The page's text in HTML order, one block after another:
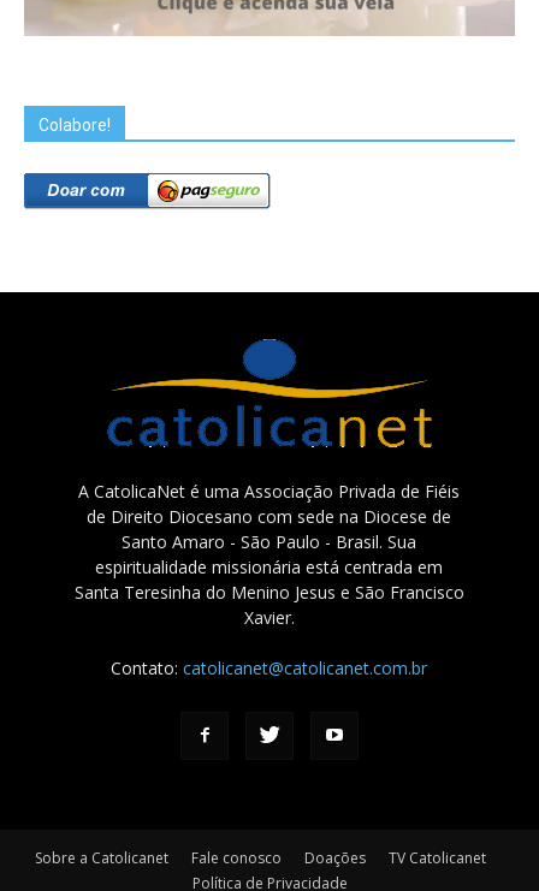
Colabore!
A CatolicaNet é uma Associação Privada de Fiéis
de Direito Diocesano com sede na Diocese de
Santo Amaro - São Paulo - Brasil. Sua
espiritualidade missionária está centrada em
Santa Teresinha do Menino Jesus e São Francisco
Xavier.
Contato:catolicanet@catolicanet.com.br
Sobre a Catolicanet Fale conosco Doações
TV Catolicanet
Política de Privacidade